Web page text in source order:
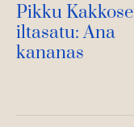
Pikku
iltasatu: Ana
kananas